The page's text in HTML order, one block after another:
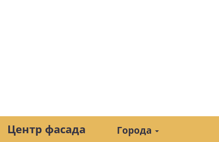
Центр фасада Города